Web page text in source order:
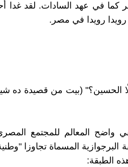
كما في عهد السادات. لقد غدا
رويدا رويدا في مصر.
الحسين؟" (بيت من قصيدة ده
واضح المعالم للمجتمع
المسماة تجاوزا
الطبقة: